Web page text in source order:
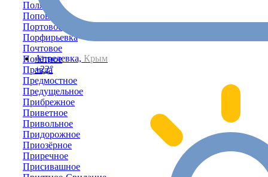
Апрелевка, Крым
+22°
Поляна
Поповка
Портовое
Порфирьевка
Почтовое
Почётное
Правда
Предмостное
Предущельное
Прибрежное
Приветное
Привольное
Придорожное
Приозёрное
Приречное
Присивашное